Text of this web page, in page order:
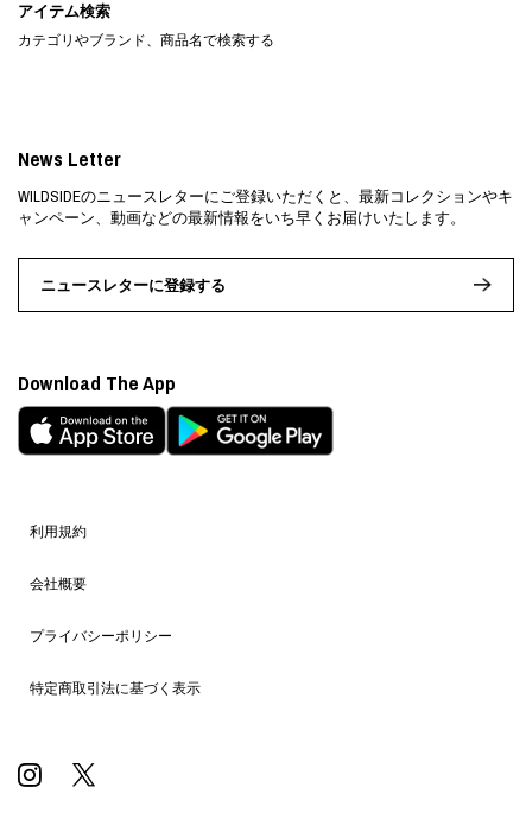
アイテム検索
カテゴリやブランド、商品名で検索する
利用規約
会社概要
プライバシーポリシー
特定商取引法に基づく表示
News Letter
WILDSIDEのニュースレターにご登録いただくと、最新コレクションやキ
ャンペーン、動画などの最新情報をいち早くお届けいたします。
ニュースレターに登録する
Download The App